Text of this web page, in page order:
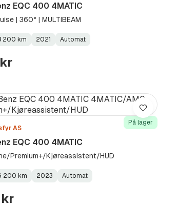
EQC 400 4MATIC
| 360° | MULTIBEAM
:
200 km 2021
Automat
AS
På lager
EQC 400 4MATIC
Premium+/Kjøreassistent/HUD
:
200 km 2023
Automat
Lagre